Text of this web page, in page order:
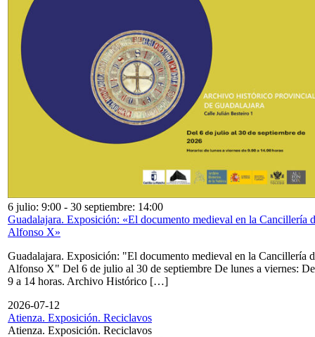
6 julio: 9:00 - 30 septiembre: 14:00
Guadalajara. Exposición: «El documento medieval en la Cancillería
Alfonso X»
Guadalajara. Exposición: "El documento medieval en la Cancillería
Alfonso X" Del 6 de julio al 30 de septiembre De lunes a viernes: De
9 a 14 horas. Archivo Histórico […]
2026-07-12
Atienza. Exposición. Reciclavos
Atienza. Exposición. Reciclavos